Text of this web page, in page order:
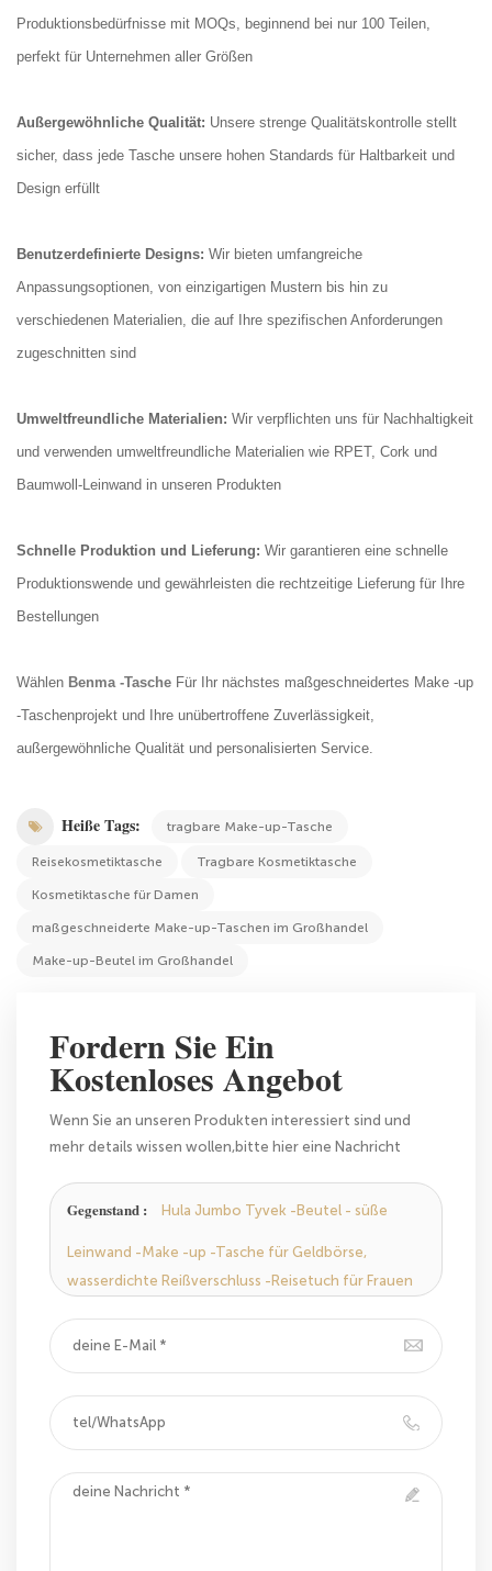
Produktionsbedürfnisse mit MOQs, beginnend bei nur 100 Teilen,
perfekt für Unternehmen aller Größen
Außergewöhnliche Qualität: Unsere strenge Qualitätskontrolle stellt
sicher, dass jede Tasche unsere hohen Standards für Haltbarkeit und
Design erfüllt
Benutzerdefinierte Designs: Wir bieten umfangreiche
Anpassungsoptionen, von einzigartigen Mustern bis hin zu
verschiedenen Materialien, die auf Ihre spezifischen Anforderungen
zugeschnitten sind
Umweltfreundliche Materialien: Wir verpflichten uns für Nachhaltigkeit
und verwenden umweltfreundliche Materialien wie RPET, Cork und
Baumwoll-Leinwand in unseren Produkten
Schnelle Produktion und Lieferung: Wir garantieren eine schnelle
Produktionswende und gewährleisten die rechtzeitige Lieferung für Ihre
Bestellungen
Wählen Benma -Tasche Für Ihr nächstes maßgeschneidertes Make -up
-Taschenprojekt und Ihre unübertroffene Zuverlässigkeit,
außergewöhnliche Qualität und personalisierten Service.
Heiße Tags: tragbare Make-up-Tasche
Reisekosmetiktasche Tragbare Kosmetiktasche
Kosmetiktasche für Damen
maßgeschneiderte Make-up-Taschen im Großhandel
Make-up-Beutel im Großhandel
Fordern Sie Ein
Kostenloses Angebot
Wenn Sie an unseren Produkten interessiert sind und
mehr details wissen wollen,bitte hier eine Nachricht
können.
Gegenstand : Hula Jumbo Tyvek -Beutel - süße
Leinwand -Make -up -Tasche für Geldbörse,
wasserdichte Reißverschluss -Reisetuch für Frauen